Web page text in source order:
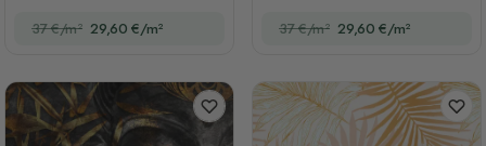
37 €/m² 29,60 €/m² 37 €/m² 29,60 €/m²